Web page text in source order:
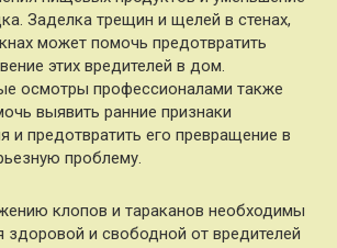
Заделка трещин и щелей в стенах,
может помочь предотвратить
этих вредителей в дом.
осмотры профессионалами также
выявить ранние признаки
и предотвратить его превращение в
проблему.
клопов и тараканов необходимы
и свободной от вредителей